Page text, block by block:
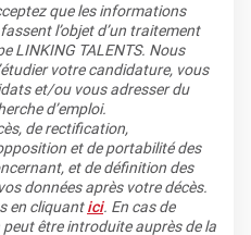
que les informations
l’objet d’un traitement
LINKING TALENTS. Nous
votre candidature, vous
et/ou vous adresser du
d’emploi.
de rectification,
et de portabilité des
et de définition des
données après votre décès.
en cliquantici. En cas de
être introduite auprès de la